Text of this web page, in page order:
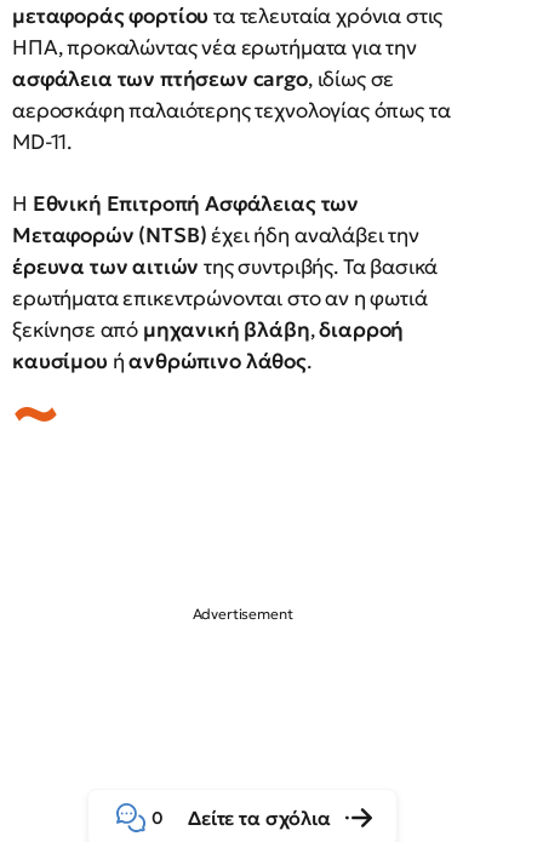
μεταφοράς φορτίου τα τελευταία χρόνια στις
ΗΠΑ, προκαλώντας νέα ερωτήματα για την
ασφάλεια των πτήσεων cargo, ιδίως σε
αεροσκάφη παλαιότερης τεχνολογίας όπως τα
MD-11.
Η Εθνική Επιτροπή Ασφάλειας των
Μεταφορών (NTSB)έχει ήδη αναλάβει την
έρευνα των αιτιών της συντριβής. Τα βασικά
ερωτήματα επικεντρώνονται στο αν η φωτιά
ξεκίνησε από μηχανική βλάβη,διαρροή
καυσίμου ήανθρώπινο λάθος.
0 Δείτε τα σχόλια